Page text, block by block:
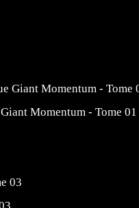
Momentum - Tome 01